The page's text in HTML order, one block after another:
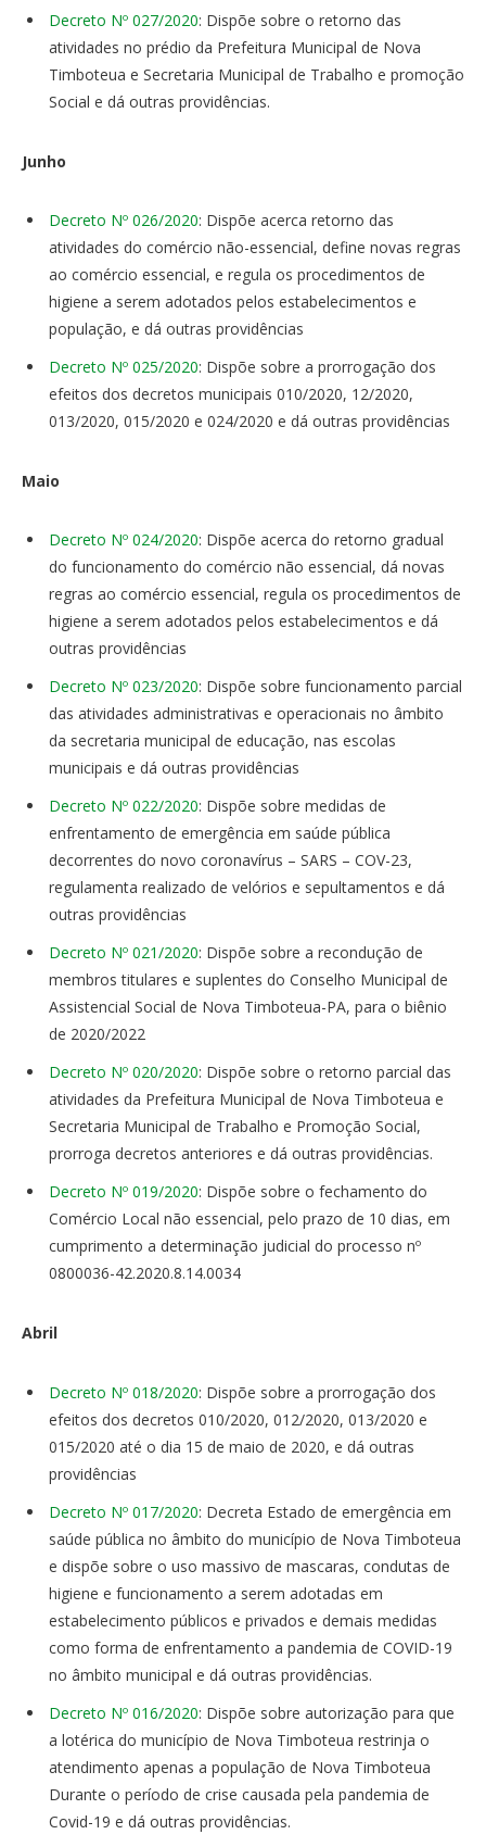
Decreto Nº 027/2020: Dispõe sobre o retorno das
atividades no prédio da Prefeitura Municipal de Nova
Timboteua e Secretaria Municipal de Trabalho e promoção
Social e dá outras providências.
Junho
Decreto Nº 026/2020: Dispõe acerca retorno das
atividades do comércio não-essencial, define novas regras
ao comércio essencial, e regula os procedimentos de
higiene a serem adotados pelos estabelecimentos e
população, e dá outras providências
Decreto Nº 025/2020: Dispõe sobre a prorrogação dos
efeitos dos decretos municipais 010/2020, 12/2020,
013/2020, 015/2020 e 024/2020 e dá outras providências
Maio
Decreto Nº 024/2020: Dispõe acerca do retorno gradual
do funcionamento do comércio não essencial, dá novas
regras ao comércio essencial, regula os procedimentos de
higiene a serem adotados pelos estabelecimentos e dá
outras providências
Decreto Nº 023/2020: Dispõe sobre funcionamento parcial
das atividades administrativas e operacionais no âmbito
da secretaria municipal de educação, nas escolas
municipais e dá outras providências
Decreto Nº 022/2020: Dispõe sobre medidas de
enfrentamento de emergência em saúde pública
decorrentes do novo coronavírus – SARS – COV-23,
regulamenta realizado de velórios e sepultamentos e dá
outras providências
Decreto Nº 021/2020: Dispõe sobre a recondução de
membros titulares e suplentes do Conselho Municipal de
Assistencial Social de Nova Timboteua-PA, para o biênio
de 2020/2022
Decreto Nº 020/2020: Dispõe sobre o retorno parcial das
atividades da Prefeitura Municipal de Nova Timboteua e
Secretaria Municipal de Trabalho e Promoção Social,
prorroga decretos anteriores e dá outras providências.
Decreto Nº 019/2020: Dispõe sobre o fechamento do
Comércio Local não essencial, pelo prazo de 10 dias, em
cumprimento a determinação judicial do processo nº
0800036-42.2020.8.14.0034
Abril
Decreto Nº 018/2020: Dispõe sobre a prorrogação dos
efeitos dos decretos 010/2020, 012/2020, 013/2020 e
015/2020 até o dia 15 de maio de 2020, e dá outras
providências
Decreto Nº 017/2020: Decreta Estado de emergência em
saúde pública no âmbito do município de Nova Timboteua
e dispõe sobre o uso massivo de mascaras, condutas de
higiene e funcionamento a serem adotadas em
estabelecimento públicos e privados e demais medidas
como forma de enfrentamento a pandemia de COVID-19
no âmbito municipal e dá outras providências.
Decreto Nº 016/2020: Dispõe sobre autorização para que
a lotérica do município de Nova Timboteua restrinja o
atendimento apenas a população de Nova Timboteua
Durante o período de crise causada pela pandemia de
Covid-19 e dá outras providências.